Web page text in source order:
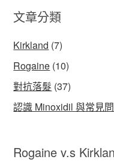
文章分類
Kirkland (7)
Rogaine (10)
對抗落髮 (37)
認識 Minoxidil 與常見
Rogaine v.s